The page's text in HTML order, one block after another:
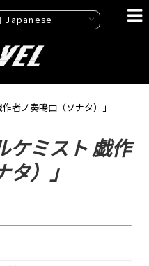
者ノ奏鳴曲（ソナタ）」
ケミスト 戯作
）」
Japanese